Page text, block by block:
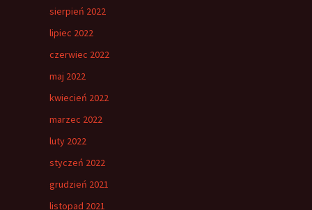
sierpień 2022
lipiec 2022
czerwiec 2022
maj 2022
kwiecień 2022
marzec 2022
luty 2022
styczeń 2022
grudzień 2021
listopad 2021